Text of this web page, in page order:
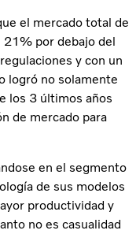
el mercado total de
21% por debajo del
y con un
logró no solamente
los 3 últimos años
de mercado para
en el segmento
de sus modelos
productividad y
no es casualidad